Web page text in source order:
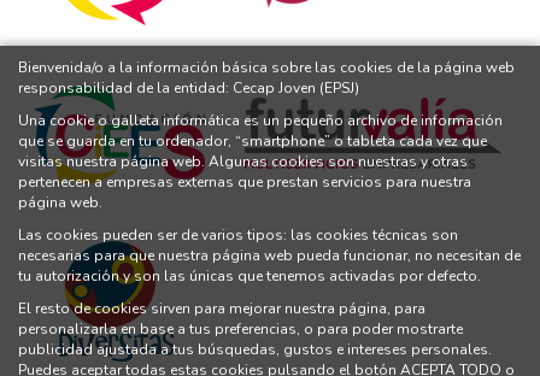
Bienvenida/o a la información básica sobre las cookies de la página web
responsabilidad de la entidad: Cecap Joven (EPSJ)
Una cookie o galleta informática es un pequeño archivo de información
que se guarda en tu ordenador, “smartphone” o tableta cada vez que
visitas nuestra página web. Algunas cookies son nuestras y otras
pertenecen a empresas externas que prestan servicios para nuestra
página web.
Las cookies pueden ser de varios tipos: las cookies técnicas son
necesarias para que nuestra página web pueda funcionar, no necesitan de
tu autorización y son las únicas que tenemos activadas por defecto.
El resto de cookies sirven para mejorar nuestra página, para
personalizarla en base a tus preferencias, o para poder mostrarte
publicidad ajustada a tus búsquedas, gustos e intereses personales.
Puedes aceptar todas estas cookies pulsando el botón ACEPTA TODO o